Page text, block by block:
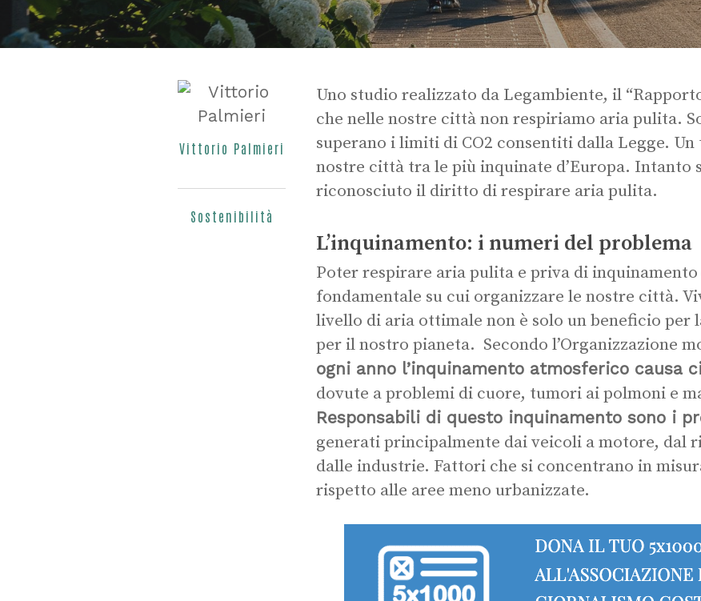
Vittorio Palmieri
Sostenibilità
Uno studio realizzato da Legambiente, il
che nelle nostre città non respiriamo aria pulita.
superano i limiti di CO2 consentiti dalla Legge.
nostre città tra le più inquinate d’Europa. Intanto
riconosciuto il diritto di respirare aria pulita.
L’inquinamento: i numeri del problema
Poter respirare aria pulita e priva di inquinamento
fondamentale su cui organizzare le nostre città.
livello di aria ottimale non è solo un beneficio per
per il nostro pianeta. Secondo l’Organizzazione
ogni anno l’inquinamento atmosferico causa
dovute a problemi di cuore, tumori ai polmoni e
Responsabili di questo inquinamento sono i
generati principalmente dai veicoli a motore, dal
dalle industrie. Fattori che si concentrano in
rispetto alle aree meno urbanizzate.